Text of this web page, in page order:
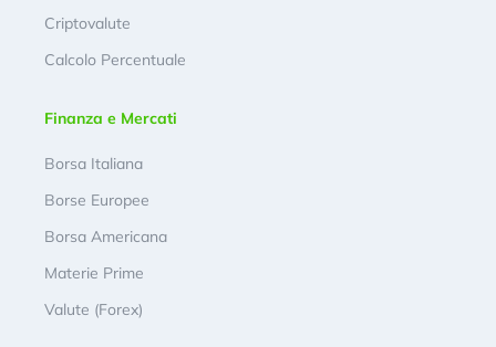
Criptovalute
Calcolo Percentuale
Finanza e Mercati
Borsa Italiana
Borse Europee
Borsa Americana
Materie Prime
Valute (Forex)